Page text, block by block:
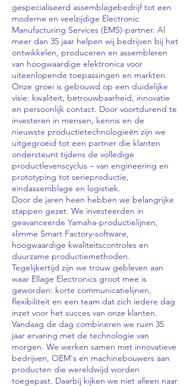
gespecialiseerd assemblagebedrijf tot een
moderne en veelzijdige Electronic
Manufacturing Services (EMS)-partner. Al
meer dan 35 jaar helpen wij bedrijven bij het
ontwikkelen, produceren en assembleren
van hoogwaardige elektronica voor
uiteenlopende toepassingen en markten.
Onze groei is gebouwd op een duidelijke
visie: kwaliteit, betrouwbaarheid, innovatie
en persoonlijk contact. Door voortdurend te
investeren in mensen, kennis en de
nieuwste productietechnologieën zijn we
uitgegroeid tot een partner die klanten
ondersteunt tijdens de volledige
productlevenscyclus – van engineering en
prototyping tot serieproductie,
eindassemblage en logistiek.
Door de jaren heen hebben we belangrijke
stappen gezet. We investeerden in
geavanceerde Yamaha-productielijnen,
slimme Smart Factory-software,
hoogwaardige kwaliteitscontroles en
duurzame productiemethoden.
Tegelijkertijd zijn we trouw gebleven aan
waar Ellage Electronics groot mee is
geworden: korte communicatielijnen,
flexibiliteit en een team dat zich iedere dag
inzet voor het succes van onze klanten.
Vandaag de dag combineren we ruim 35
jaar ervaring met de technologie van
morgen. We werken samen met innovatieve
bedrijven, OEM's en machinebouwers aan
producten die wereldwijd worden
toegepast. Daarbij kijken we niet alleen naar